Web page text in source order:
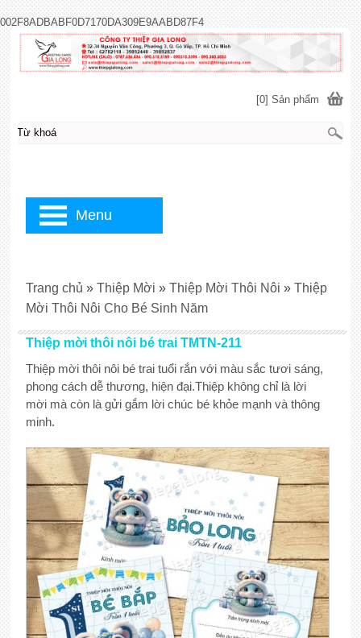
002F8ADBABF0D7170DA309E9AABD87F4
Thiệp mời thôi nôi bé trai TMTN-211
Thiệp mời thôi nôi bé trai tuổi rắn với màu sắc tươi sáng,
phong cách dễ thương, hiện đại.Thiệp không chỉ là lời
mời mà còn là gửi gắm lời chúc bé khỏe mạnh và thông
minh.
Trang chủ » Thiệp Mời » Thiệp Mời Thôi Nôi » Thiệp
Mời Thôi Nôi Cho Bé Sinh Năm
[0] Sản phẩm
Menu